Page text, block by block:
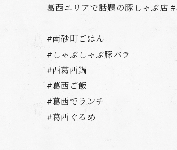
葛西エリアで話題の豚しゃぶ店
#南砂町ごはん
#しゃぶしゃぶ豚バラ
#西葛西鍋
#葛西ご飯
#葛西でランチ
#葛西ぐるめ